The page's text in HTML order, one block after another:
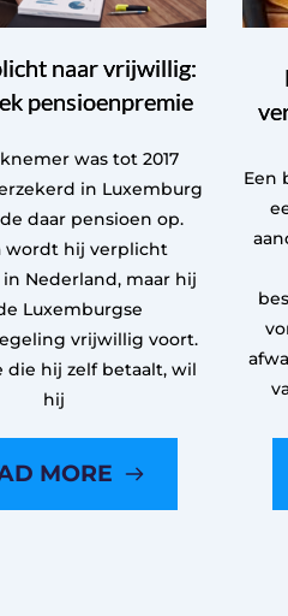
naar vrijwillig:
pensioenpremie
was tot 2017
in Luxemburg
daar pensioen op.
wordt hij verplicht
Nederland, maar hij
Luxemburgse
vrijwillig voort.
die hij zelf betaalt, wil
hij
MORE
Een